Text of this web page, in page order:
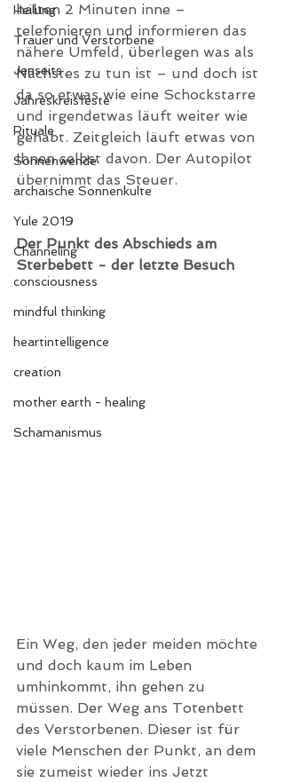
Heilung
Trauer und Verstorbene
Jenseits
Jahreskreisfeste
Rituale
Sonnenwende
archaische Sonnenkulte
Yule 2019
Channeling
consciousness
mindful thinking
heartintelligence
creation
mother earth - healing
Schamanismus
halten 2 Minuten inne –
telefonieren und informieren das
nähere Umfeld, überlegen was als
Nächstes zu tun ist – und doch ist
da so etwas wie eine Schockstarre
und irgendetwas läuft weiter wie
gehabt. Zeitgleich läuft etwas von
Ihnen selbst davon. Der Autopilot
übernimmt das Steuer.
Der Punkt des Abschieds am
Sterbebett - der letzte Besuch
Ein Weg, den jeder meiden möchte
und doch kaum im Leben
umhinkommt, ihn gehen zu
müssen. Der Weg ans Totenbett
des Verstorbenen. Dieser ist für
viele Menschen der Punkt, an dem
sie zumeist wieder ins Jetzt